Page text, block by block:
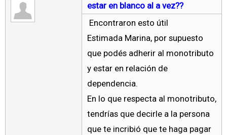
estar en blanco al a vez??
Encontraron esto útil
Estimada Marina, por supuesto
que podés adherir al monotributo
y estar en relación de
dependencia.
En lo que respecta al monotributo,
tendrías que decirle a la persona
que te incribió que te haga pagar